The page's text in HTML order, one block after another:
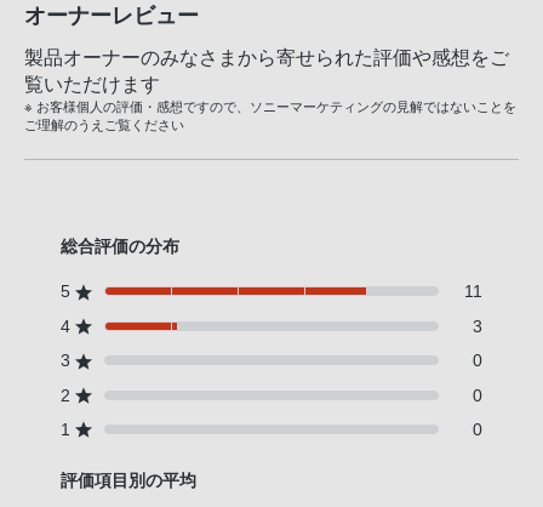
オーナーレビュー
製品オーナーのみなさまから寄せられた評価や感想をご
覧いただけます
※ お客様個人の評価・感想ですので、ソニーマーケティングの見解ではないことを
ご理解のうえご覧ください
総合評価の分布
5
11
4
3
3
0
2
0
1
0
評価項目別の平均